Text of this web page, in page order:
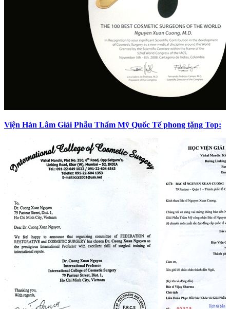
Viện Hàn Lâm Giải Phẫu Thẩm Mỹ Quốc Tế phong tặng Top: